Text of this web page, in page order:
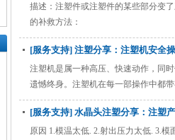
描述：注塑件或注塑件的某些部分变
的补救方法：
[服务支持] 注塑分享：注塑机安全
注塑机是属一种高压、快速动作，同
遗憾终身。注塑机在每一部操作中都
[服务支持] 水晶头注塑分享：注塑
原因 1.模温太低. 2.射出压力太低. 3.